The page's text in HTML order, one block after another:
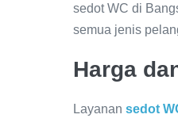
sedot WC di
semua jenis
Harga
Layanan sedot